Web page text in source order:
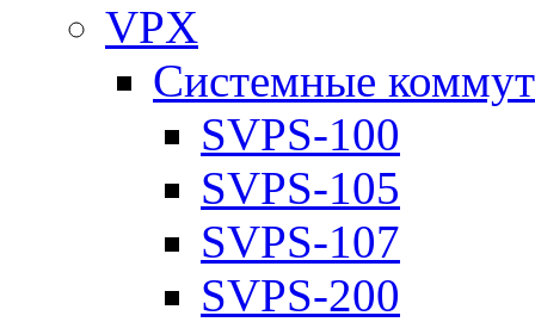
VPX
Системные
SVPS-100
SVPS-105
SVPS-107
SVPS-200